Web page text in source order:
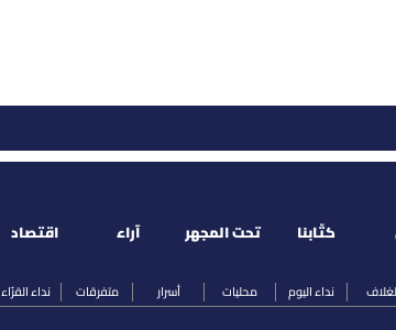
نداء اليوم محليات أسرار متفرقات نداء القرّاء
كتّابنا تحت المجهر آراء اقتصاد